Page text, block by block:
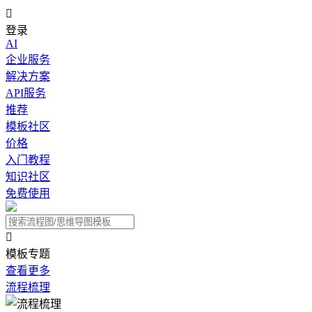

登录
AI
企业服务
解决方案
API服务
推荐
模板社区
价格
入门教程
知识社区
免费使用

模板专题
查看更多
流程梳理